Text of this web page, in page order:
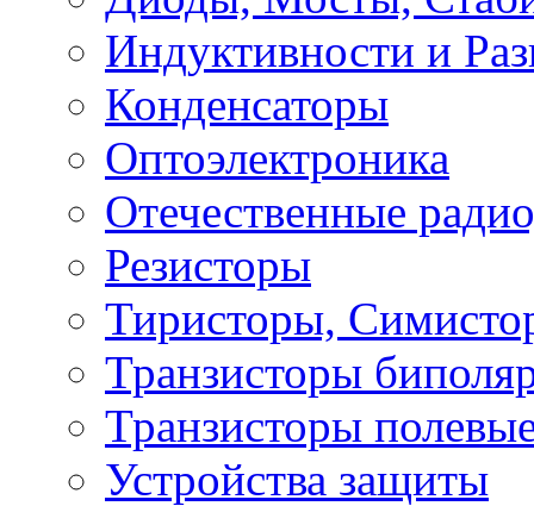
Индуктивности и
Конденсаторы
Оптоэлектроника
Отечественные
Резисторы
Тиристоры,
Транзисторы
Транзисторы
Устройства защиты